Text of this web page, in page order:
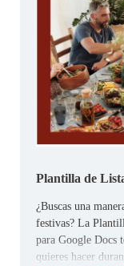
Plantilla de
¿Buscas una
festivas? La
para Google Docs
quieres hacer